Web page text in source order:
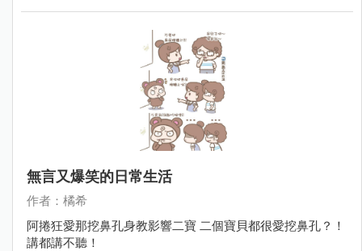
無言又爆笑的日常生活
作者：橘希
阿捲狂愛那挖鼻孔身教影響二寶 二個寶貝都很愛挖鼻孔？！
講都講不聽！